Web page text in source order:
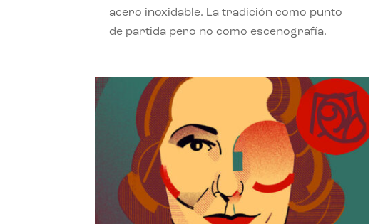
acero inoxidable. La tradición como punto
de partida pero no como escenografía.